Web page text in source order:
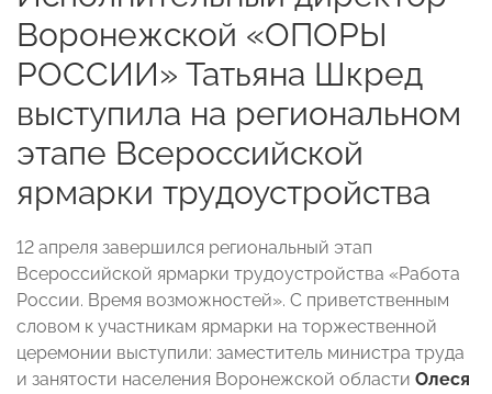
Воронежской «ОПОРЫ
РОССИИ» Татьяна Шкред
выступила на региональном
этапе Всероссийской
ярмарки трудоустройства
12 апреля завершился региональный этап
Всероссийской ярмарки трудоустройства «Работа
России. Время возможностей». С приветственным
словом к участникам ярмарки на торжественной
церемонии выступили: заместитель министра труда
и занятости населения Воронежской области Олеся